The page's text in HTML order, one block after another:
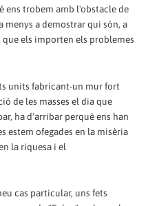
ens trobem amb l'obstacle de
menys a demostrar qui són, a
els importen els problemes
units fabricant-un mur fort
de les masses el dia que
ha d'arribar perquè ens han
estem ofegades en la misèria
la riquesa i el
cas particular, uns fets